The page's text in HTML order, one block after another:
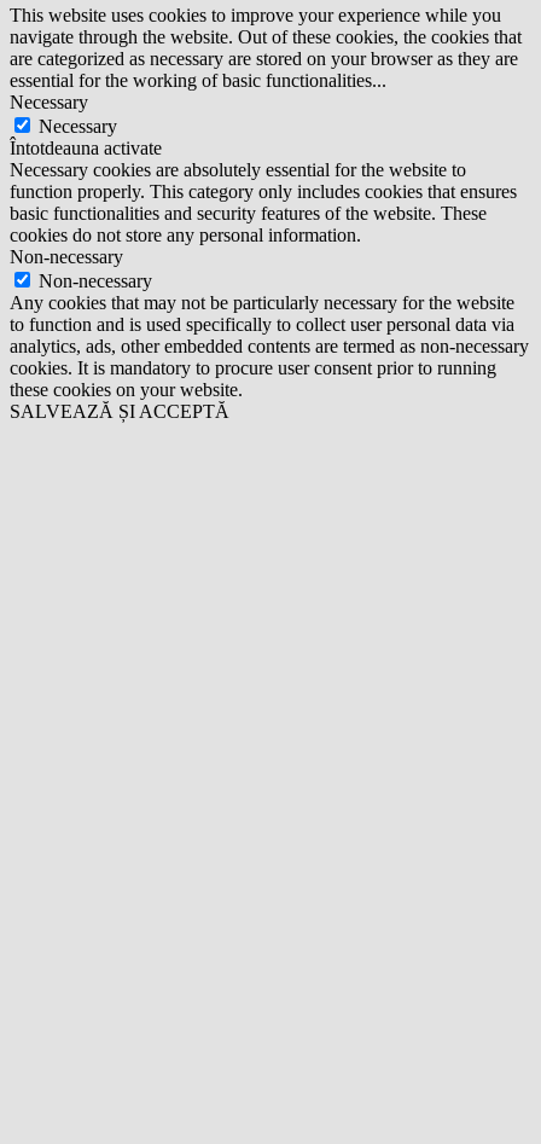
This website uses cookies to improve your experience while you
navigate through the website. Out of these cookies, the cookies that
are categorized as necessary are stored on your browser as they are
essential for the working of basic functionalities...
Necessary
Necessary
Întotdeauna activate
Necessary cookies are absolutely essential for the website to
function properly. This category only includes cookies that ensures
basic functionalities and security features of the website. These
cookies do not store any personal information.
Non-necessary
Non-necessary
Any cookies that may not be particularly necessary for the website
to function and is used specifically to collect user personal data via
analytics, ads, other embedded contents are termed as non-necessary
cookies. It is mandatory to procure user consent prior to running
these cookies on your website.
SALVEAZĂ ȘI ACCEPTĂ